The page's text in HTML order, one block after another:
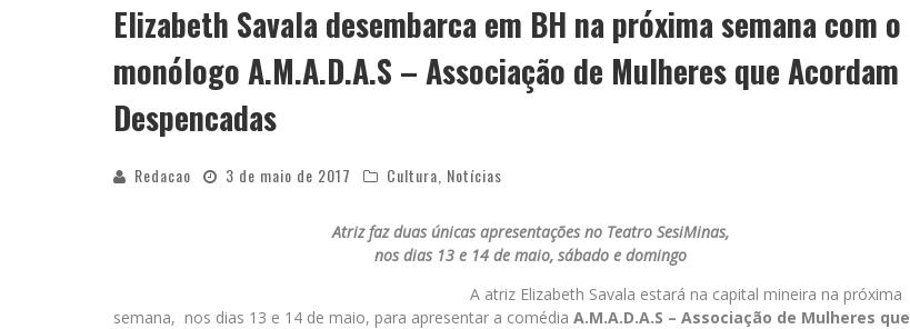
D
EMOCRATIZAÇÃO DO MALTE: PROIBIDA UTILIZA ESTRATÉGIA DE CUSTO-BENEFÍCIO PARA O LAZER DO BRASILEIRO
Elizabeth Savala desembarca em BH na próxima semana com o
monólogo A.M.A.D.A.S – Associação de Mulheres que Acordam
Despencadas
Redacao 3 de maio de 2017 Cultura Notícias
Atriz faz duas únicas apresentações no Teatro SesiMinas,
nos dias 13 e 14 de maio, sábado e domingo
A atriz Elizabeth Savala estará na capital mineira na próxima
semana, nos dias 13 e 14 de maio, para apresentar a comédia A.M.A.D.A.S – Associação de Mulheres que